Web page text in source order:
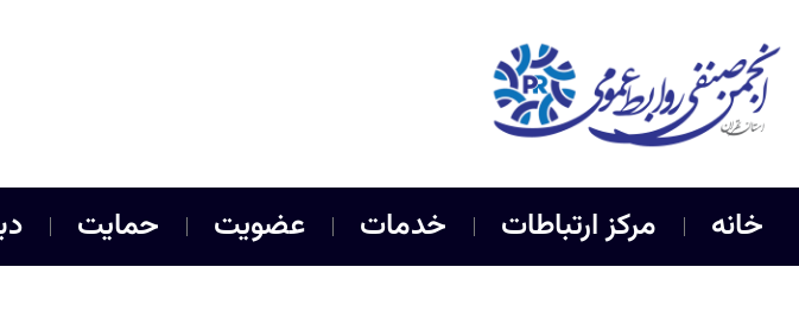
خانه مرکز ارتباطات خدمات عضویت حمایت